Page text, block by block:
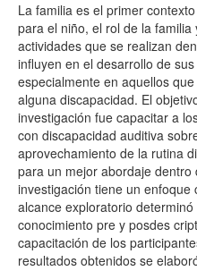
La familia es el primer
para el niño, el rol de la familia
actividades que se realizan
influyen en el desarrollo de
especialmente en aquellos
alguna discapacidad. El
investigación fue capacitar a
con discapacidad auditiva
aprovechamiento de la rutina
para un mejor abordaje dentro
investigación tiene un enfoque
alcance exploratorio
conocimiento pre y posdes
capacitación de los
resultados obtenidos se